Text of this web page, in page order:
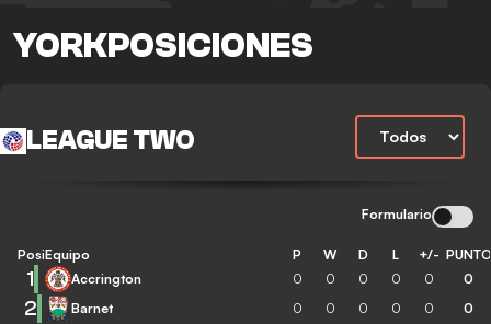
YORKPOSICIONES
LEAGUE TWO
Formulario
Posición
Equipo P W D L +/-
1 Accrington 0 0 0 0 0 0
2 Barnet 0 0 0 0 0 0